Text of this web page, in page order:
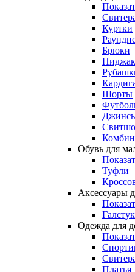
Куртки
Брюки
Шорты
Обувь для
Туфли
Аксессуары
Одежда для
Платья